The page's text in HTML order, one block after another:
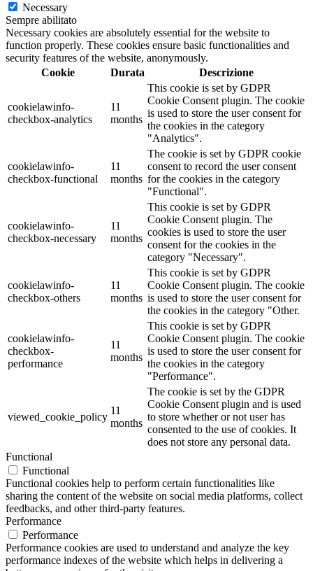
Necessary
Sempre abilitato
Necessary cookies are absolutely essential for the website to
function properly. These cookies ensure basic functionalities and
security features of the website, anonymously.
Cookie
Durata Descrizione
cookielawinfo-
checkbox-analytics
11
months
This cookie is set by GDPR
Cookie Consent plugin. The cookie
is used to store the user consent for
the cookies in the category
"Analytics".
cookielawinfo-
checkbox-functional
11
months
The cookie is set by GDPR cookie
consent to record the user consent
for the cookies in the category
"Functional".
cookielawinfo-
checkbox-necessary
11
months
This cookie is set by GDPR
Cookie Consent plugin. The
cookies is used to store the user
consent for the cookies in the
category "Necessary".
cookielawinfo-
checkbox-others
11
months
This cookie is set by GDPR
Cookie Consent plugin. The cookie
is used to store the user consent for
the cookies in the category "Other.
cookielawinfo-
checkbox-
performance
11
months
This cookie is set by GDPR
Cookie Consent plugin. The cookie
is used to store the user consent for
the cookies in the category
"Performance".
viewed_cookie_policy
11
months
The cookie is set by the GDPR
Cookie Consent plugin and is used
to store whether or not user has
consented to the use of cookies. It
does not store any personal data.
Functional
Functional
Functional cookies help to perform certain functionalities like
sharing the content of the website on social media platforms, collect
feedbacks, and other third-party features.
Performance
Performance
Performance cookies are used to understand and analyze the key
performance indexes of the website which helps in delivering a